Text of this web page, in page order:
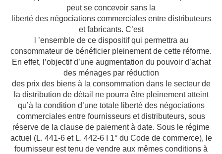
peut se concevoir sans la
liberté des négociations commerciales entre distributeurs
et fabricants. C’est
l ’ensemble de ce dispositif qui permettra au
consommateur de bénéficier pleinement de cette réforme.
En effet, l’objectif d’une augmentation du pouvoir d’achat
des ménages par réduction
des prix des biens à la consommation dans le secteur de
la distribution de détail ne pourra être pleinement atteint
qu’à la condition d’une totale liberté des négociations
commerciales entre fournisseurs et distributeurs, sous
réserve de la clause de paiement à date. Sous le régime
actuel (L. 441-6 et L. 442-6 I 1° du Code de commerce), le
fournisseur est tenu de vendre aux mêmes conditions à